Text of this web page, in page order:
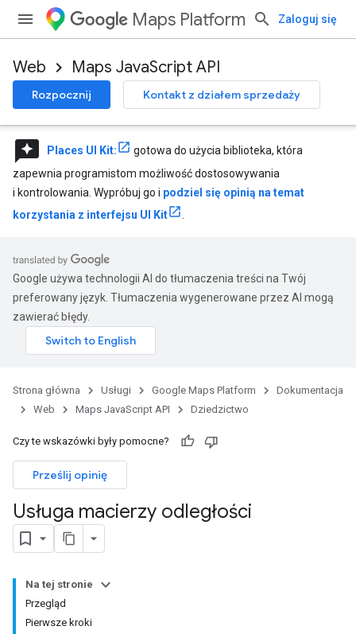
Maps Platform Zaloguj się
Web Maps JavaScript API
Rozpocznij Kontakt z działem sprzedaży
reviews Places UI Kit:
gotowa do użycia biblioteka, która
zapewnia programistom możliwość dostosowywania
i kontrolowania. Wypróbuj go i podziel się opinią na temat
korzystania z interfejsu UI Kit
.
Google używa technologii AI do tłumaczenia treści na Twój
preferowany język. Tłumaczenia wygenerowane przez AI mogą
zawierać błędy.
Strona główna Usługi Google Maps Platform
Dokumentacja
Web
Maps JavaScript API Dziedzictwo
Czy te wskazówki były pomocne?
Prześlij opinię
Usługa macierzy odległości
Na tej stronie
Przegląd
Pierwsze kroki